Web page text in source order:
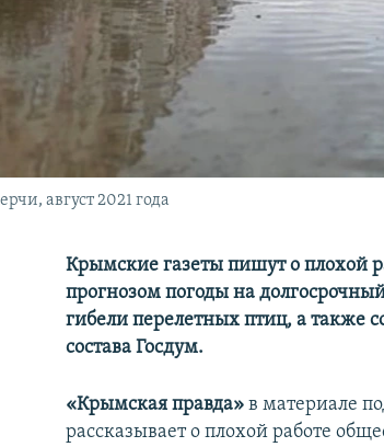
август 2021 года
Крымские газеты пишут о плохой
прогнозом погоды на
гибели перелетных птиц, а также
состава Госдум.
«Крымская правда»в материале
рассказывает о плохой работе